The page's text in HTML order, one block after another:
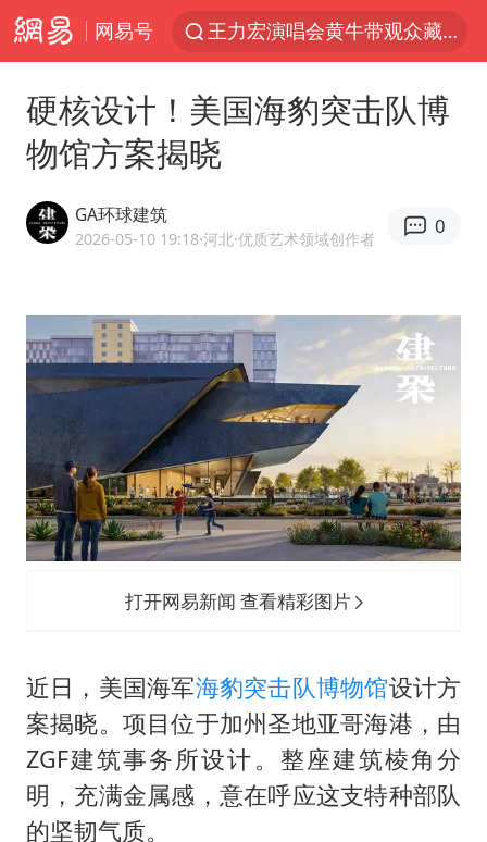
网易号
官方通报教师招聘笔试前13名被淘汰
陕西省委书记赶赴柞水县杏坪镇
广岛核爆81周年央视播《奥本海默》
河南某医院2.33亿工程串标案细节披露
男子杀人后逃进深山21年活得像野人
立秋的仪式感
公司“上四休三”但要降薪1000元
A股收盘：三大指数均涨超1%
朱雨玲晋级WTT横滨冠军赛女单八强
硬核设计！美国海豹突击队博
物馆方案揭晓
GA环球建筑
2026-05-10 19:18·河北·优质艺术领域创作者
0
打开网易新闻 查看精彩图片
近日，美国海军海豹突击队博物馆设计方
案揭晓。项目位于加州圣地亚哥海港，由
ZGF建筑事务所设计。整座建筑棱角分
明，充满金属感，意在呼应这支特种部队
的坚韧气质。